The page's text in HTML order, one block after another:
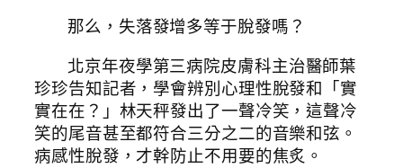
那么，失落發增多等于脫發嗎？
北京年夜學第三病院皮膚科主治醫師葉
珍珍告知記者，學會辨別心理性脫發和「實
實在在？」林天秤發出了一聲冷笑，這聲冷
笑的尾音甚至都符合三分之二的音樂和弦。
病感性脫發，才幹防止不用要的焦炙。